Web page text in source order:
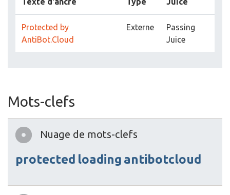
Protected by
AntiBot.Cloud
Externe
Passing
Juice
Mots-clefs
Nuage de mots-clefs
protected loading antibotcloud